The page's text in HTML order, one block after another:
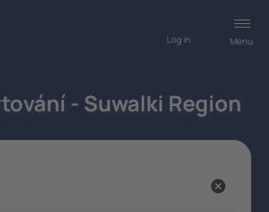
Menu
Log in
- Suwalki Region